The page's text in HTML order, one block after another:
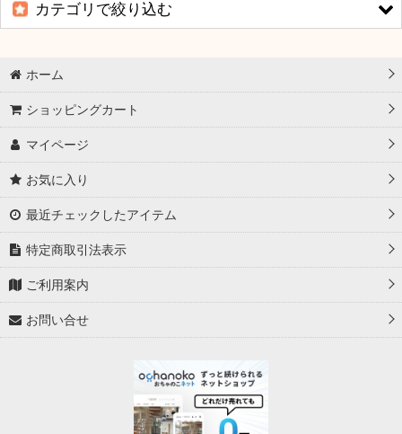
カテゴリで絞り込む
混沌の女神様
Cake Rabbits
白詰草
サンパン
クラスター/フレシア
アクアアルタ
ミッドナイトブルー
ホーム
ショッピングカート
マイページ
お気に入り
最近チェックしたアイテム
特定商取引法表示
ご利用案内
お問い合せ